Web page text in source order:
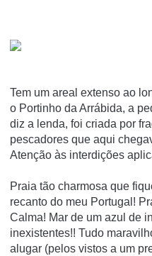
Tem um areal extenso ao
o Portinho da Arrábida, a
diz a lenda, foi criada por
pescadores que aqui
Atenção às interdições
Praia tão charmosa que
recanto do meu Portugal!
Calma! Mar de um azul de
inexistentes!! Tudo
alugar (pelos vistos a um